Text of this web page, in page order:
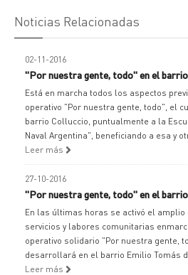
Noticias Relacionadas
02-11-2016
"Por nuestra gente, todo" en el
Está en marcha todos los aspectos
operativo "Por nuestra gente, todo", el
barrio Colluccio, puntualmente a la
Naval Argentina", beneficiando a esa y
Leer más
27-10-2016
"Por nuestra gente, todo" en el
En las últimas horas se activó el amplio
servicios y labores comunitarias
operativo solidario "Por nuestra gente,
desarrollará en el barrio Emilio Tomás
Leer más